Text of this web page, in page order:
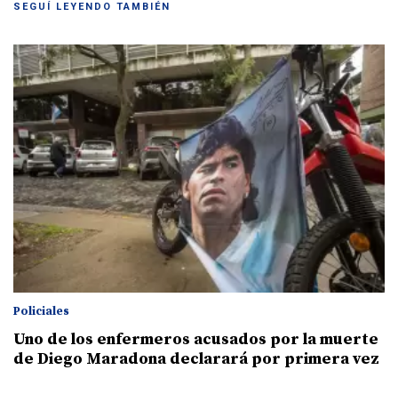
SEGUÍ LEYENDO TAMBIÉN
Policiales
Uno de los enfermeros acusados por la muerte
de Diego Maradona declarará por primera vez